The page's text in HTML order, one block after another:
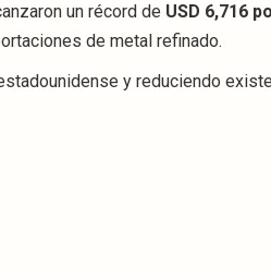
un récord de USD 6,716
de metal refinado.
y reduciendo